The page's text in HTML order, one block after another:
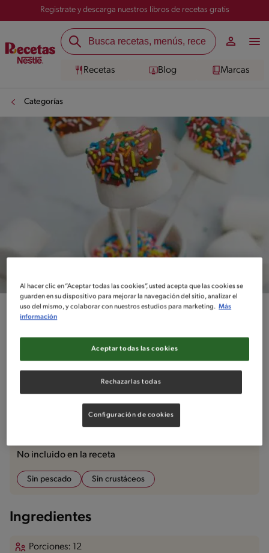
Registrate y descarga nuestros libros de recetas gratis
Recetas Blog Marcas
Categorías
Total Dificultad
Cake Pops de Malvaviscos
¡A cocinar!
No incluido en la receta
Sin pescado Sin crustáceos
Ingredientes
Porciones: 12
Al hacer clic en “Aceptar todas las cookies”, usted acepta que las cookies se
guarden en su dispositivo para mejorar la navegación del sitio, analizar el
uso del mismo, y colaborar con nuestros estudios para marketing. Más
información
Rechazarlas todas
Aceptar todas las cookies
Configuración de cookies